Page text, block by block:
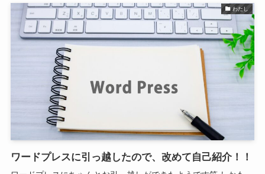
わたし
ワードプレスに引っ越したので、改めて自己紹介！！